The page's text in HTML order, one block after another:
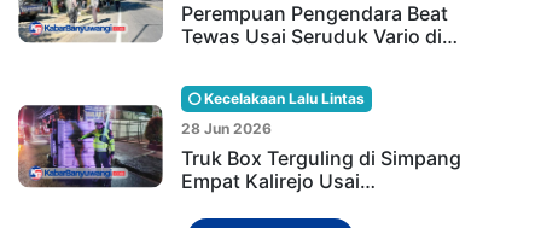
Perempuan Pengendara Beat
Tewas Usai Seruduk Vario di…
Kecelakaan Lalu Lintas
28 Jun 2026
Truk Box Terguling di Simpang
Empat Kalirejo Usai…